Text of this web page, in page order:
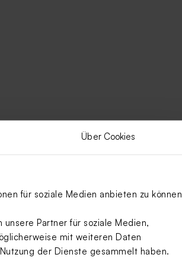
Über Cookies
für soziale Medien anbieten zu können
Partner für soziale Medien,
mit weiteren Daten
der Dienste gesammelt haben.